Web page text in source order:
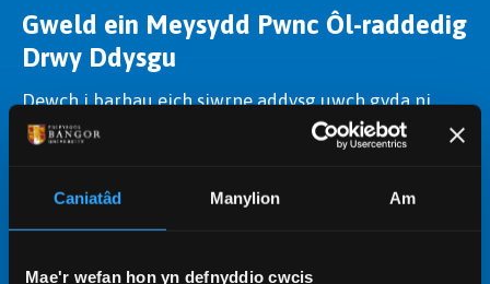
Caniatâd Manylion Am
Mae'r wefan hon yn defnyddio cwcis
Gweld ein Meysydd Pwnc Ôl-raddedig
Drwy Ddysgu
Dewch i barhau eich siwrne addysg uwch gyda ni.
Mae ein cyrsiau ôl-raddedig drwy ddysgu yn
cynnig mynediad i'n harbennigwyr meysydd pwnc a
sgiliau ac ennill y cymhwysterau cywir.